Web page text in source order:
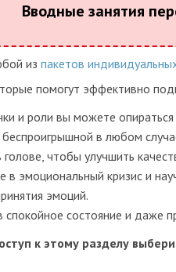
Вводные занятия
из пакетов
помогут эффективно
и роли вы можете опираться
беспроигрышной в любом
чтобы улучшить
эмоциональный кризис и
эмоций.
состояние и даже
к этому разделу